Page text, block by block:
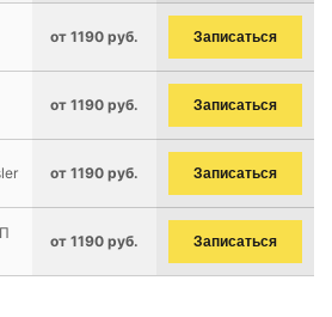
от 1190 руб. Записаться
от 1190 руб. Записаться
от 1190 руб. Записаться
от 1190 руб. Записаться